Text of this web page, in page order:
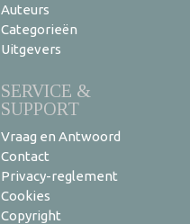
Auteurs
Categorieën
Uitgevers
SERVICE &
SUPPORT
Vraag en Antwoord
Contact
Privacy-reglement
Cookies
Copyright